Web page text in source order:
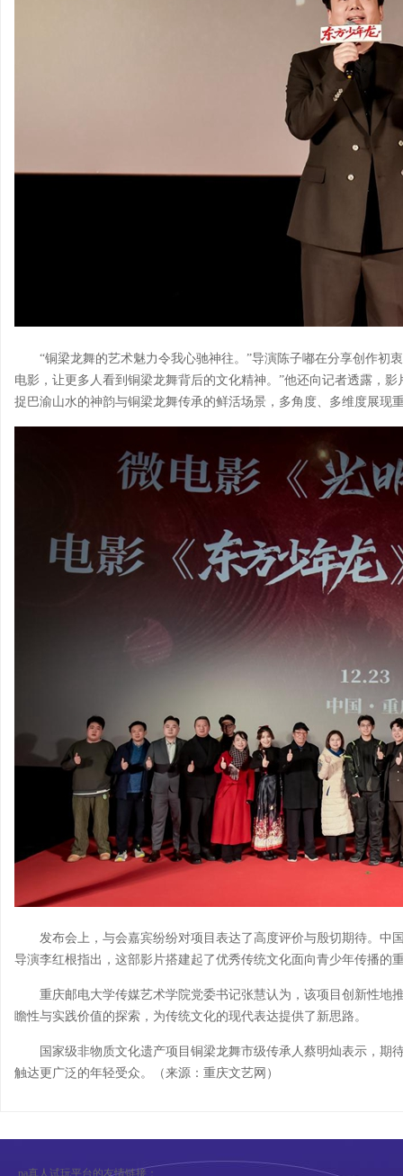
“铜梁龙舞的艺术魅力令我心驰神往。”导演陈子嘟在分享创作初
电影，让更多人看到铜梁龙舞背后的文化精神。”他还向记者透露，
捉巴渝山水的神韵与铜梁龙舞传承的鲜活场景，多角度、多维度展现
发布会上，与会嘉宾纷纷对项目表达了高度评价与殷切期待。中
导演李红根指出，这部影片搭建起了优秀传统文化面向青少年传播的
重庆邮电大学传媒艺术学院党委书记张慧认为，该项目创新性地
瞻性与实践价值的探索，为传统文化的现代表达提供了新思路。
国家级非物质文化遗产项目铜梁龙舞市级传承人蔡明灿表示，期
触达更广泛的年轻受众。（来源：重庆文艺网）
pa真人试玩平台的友情链接：